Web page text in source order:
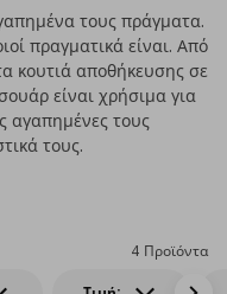
τους πράγματα.
πραγματικά είναι. Από
κουτιά αποθήκευσης σε
είναι χρήσιμα για
αγαπημένες τους
τους.
4 Προϊόντα